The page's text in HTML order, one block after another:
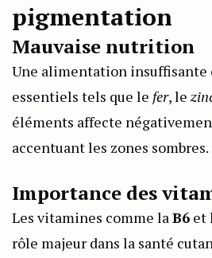
pigmentation
Mauvaise nutrition
Une alimentation
essentiels tels que le fer, le
éléments affecte
accentuant les zones sombres.
Importance des
Les vitamines comme laB6 et
rôle majeur dans la santé